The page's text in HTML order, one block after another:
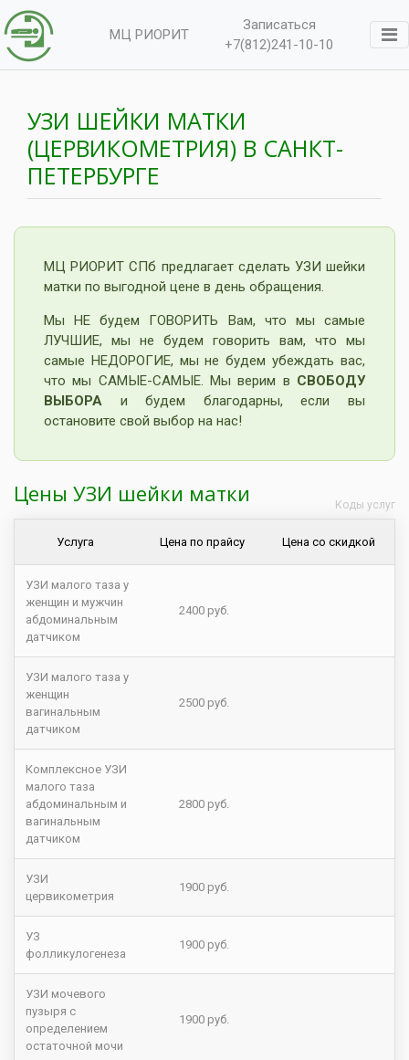
МЦ РИОРИТ
Записаться
+7(812)241-10-10
УЗИ ШЕЙКИ МАТКИ
(ЦЕРВИКОМЕТРИЯ) В САНКТ-
ПЕТЕРБУРГЕ
МЦ РИОРИТ СПб предлагает сделать УЗИ шейки
матки по выгодной цене в день обращения.
Мы НЕ будем ГОВОРИТЬ Вам, что мы самые
ЛУЧШИЕ, мы не будем говорить вам, что мы
самые НЕДОРОГИЕ, мы не будем убеждать вас,
что мы САМЫЕ-САМЫЕ. Мы верим в СВОБОДУ
ВЫБОРА и будем благодарны, если вы
остановите свой выбор на нас!
Цены УЗИ шейки матки
Услуга Цена по прайсу Цена со скидкой
УЗИ малого таза у
женщин и мужчин
абдоминальным
датчиком
2400 руб.
УЗИ малого таза у
женщин
вагинальным
датчиком
2500 руб.
Комплексное УЗИ
малого таза
абдоминальным и
вагинальным
датчиком
2800 руб.
УЗИ
цервикометрия
1900 руб.
УЗ
фолликулогенеза
1900 руб.
УЗИ мочевого
пузыря с
определением
остаточной мочи
1900 руб.
Коды услуг